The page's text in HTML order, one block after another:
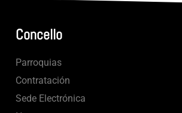
Concello
Parroquias
Contratación
Sede Electrónica